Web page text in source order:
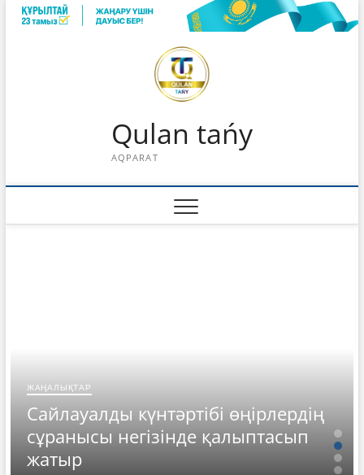
Skip
Qulan tańy
AQPARAT
ЖАҢАЛЫҚТАР
Сайлауалды күнтәртібі өңірлердің
сұранысы негізінде қалыптасып
жатыр